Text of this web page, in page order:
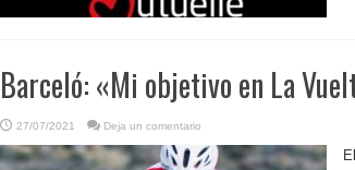
Barceló: «Mi objetivo en La
27/07/2021 Deja un comentario